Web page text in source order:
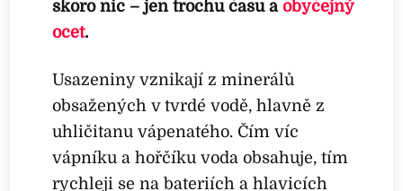
skoro nic – jen trochu času aobyčejný
ocet.
Usazeniny vznikají z minerálů
obsažených v tvrdé vodě, hlavně z
uhličitanu vápenatého. Čím víc
vápníku a hořčíku voda obsahuje, tím
rychleji se na bateriích a hlavicích